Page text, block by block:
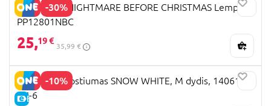
-30%
PALADONE NIGHTMARE BEFORE CHRISTMAS Lempa,
PP12801NBC
25,19 €
35,99 €
-10%
E-KAINA
DISEGUISE kostiumas SNOW WHITE, M dydis, 140619K-
EU-6